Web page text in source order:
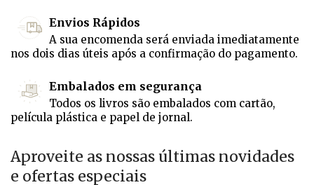
Envios Rápidos
A sua encomenda será enviada imediatamente
nos dois dias úteis após a confirmação do pagamento.
Embalados em segurança
Todos os livros são embalados com cartão,
película plástica e papel de jornal.
Aproveite as nossas últimas novidades
e ofertas especiais